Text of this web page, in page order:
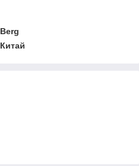
Berg
Китай